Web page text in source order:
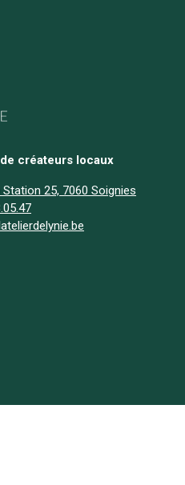
créateurs locaux
Station 25, 7060 Soignies